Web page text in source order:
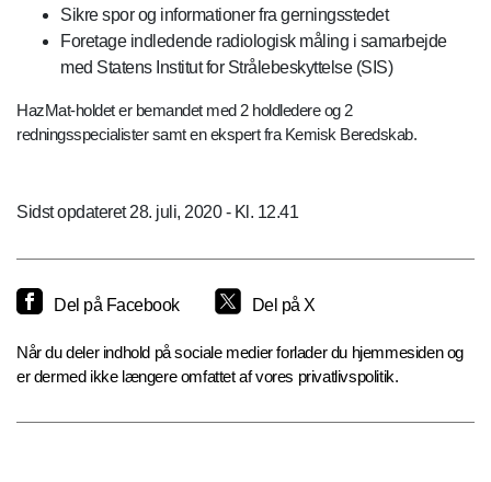
Sikre spor og informationer fra gerningsstedet
Foretage indledende radiologisk måling i samarbejde
med Statens Institut for Strålebeskyttelse (SIS)
HazMat-holdet er bemandet med 2 holdledere og 2
redningsspecialister samt en ekspert fra Kemisk Beredskab.
Sidst opdateret 28. juli, 2020 - Kl. 12.41
Del på Facebook Del på X
Når du deler indhold på sociale medier forlader du hjemmesiden og
er dermed ikke længere omfattet af vores privatlivspolitik.